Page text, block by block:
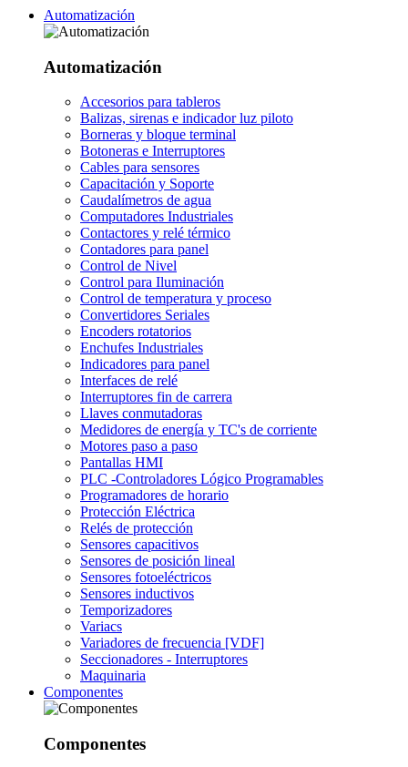
Automatización
Automatización
Accesorios para tableros
Balizas, sirenas e indicador luz piloto
Borneras y bloque terminal
Botoneras e Interruptores
Cables para sensores
Capacitación y Soporte
Caudalímetros de agua
Computadores Industriales
Contactores y relé térmico
Contadores para panel
Control de Nivel
Control para Iluminación
Control de temperatura y proceso
Convertidores Seriales
Encoders rotatorios
Enchufes Industriales
Indicadores para panel
Interfaces de relé
Interruptores fin de carrera
Llaves conmutadoras
Medidores de energía y TC's de corriente
Motores paso a paso
Pantallas HMI
PLC -Controladores Lógico Programables
Programadores de horario
Protección Eléctrica
Relés de protección
Sensores capacitivos
Sensores de posición lineal
Sensores fotoeléctricos
Sensores inductivos
Temporizadores
Variacs
Variadores de frecuencia [VDF]
Seccionadores - Interruptores
Maquinaria
Componentes
Componentes